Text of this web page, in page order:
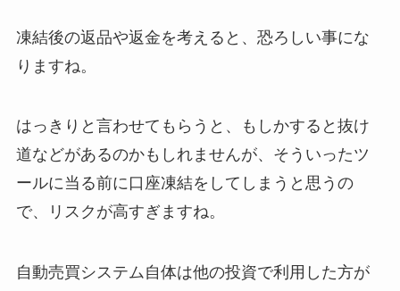
凍結後の返品や返金を考えると、恐ろしい事にな
りますね。
はっきりと言わせてもらうと、もしかすると抜け
道などがあるのかもしれませんが、そういったツ
ールに当る前に口座凍結をしてしまうと思うの
で、リスクが高すぎますね。
自動売買システム自体は他の投資で利用した方が